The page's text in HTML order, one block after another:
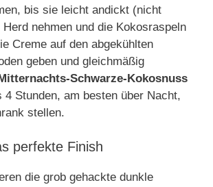
bis sie leicht andickt (nicht
nehmen und die Kokosraspeln
Creme auf den abgekühlten
geben und gleichmäßig
Schwarze-Kokosnuss
4 Stunden, am besten über Nacht,
stellen.
perfekte Finish
die grob gehackte dunkle